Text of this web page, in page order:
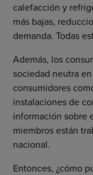
calefacción y
más bajas,
demanda. Todas
Además, los
sociedad neutra
consumidores
instalaciones de
información sobre
miembros están
nacional.
Entonces, ¿cómo